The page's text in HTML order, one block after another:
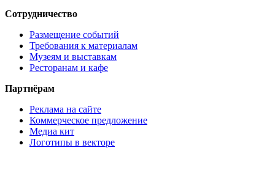
Сотрудничество
Размещение событий
Требования к материалам
Музеям и выставкам
Ресторанам и кафе
Партнёрам
Реклама на сайте
Коммерческое предложение
Медиа кит
Логотипы в векторе